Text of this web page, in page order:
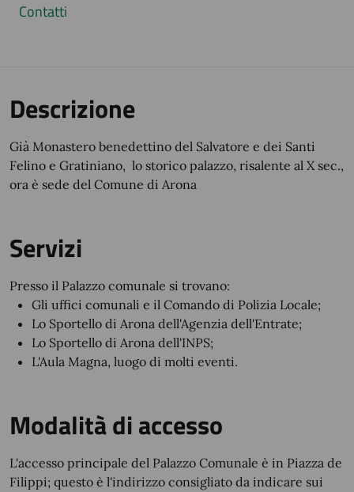
Contatti
Descrizione
Già Monastero benedettino del Salvatore e dei Santi
Felino e Gratiniano, lo storico palazzo, risalente al X sec.,
ora è sede del Comune di Arona
Servizi
Presso il Palazzo comunale si trovano:
Gli uffici comunali e il Comando di Polizia Locale;
Lo Sportello di Arona dell'Agenzia dell'Entrate;
Lo Sportello di Arona dell'INPS;
L'Aula Magna, luogo di molti eventi.
Modalità di accesso
L'accesso principale del Palazzo Comunale è in Piazza de
Filippi; questo è l'indirizzo consigliato da indicare sui